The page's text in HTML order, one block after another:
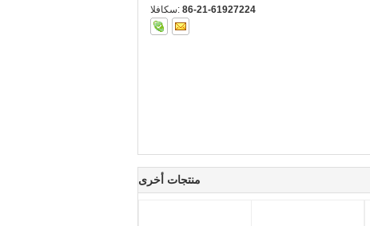
الفاكس: 86-21-61927224
منتجات أخرى